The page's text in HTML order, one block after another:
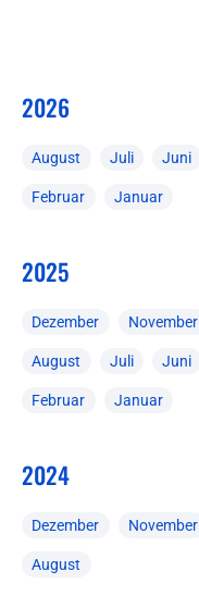
2026
August Juli Juni
Februar Januar
2025
Dezember November
August Juli Juni
Februar Januar
2024
Dezember November
August